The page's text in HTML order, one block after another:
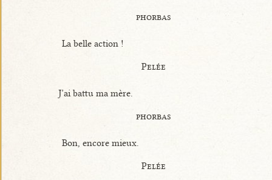
phorbas
La belle action !
Pelée
J’ai battu ma mère.
phorbas
Bon, encore mieux.
Pelée